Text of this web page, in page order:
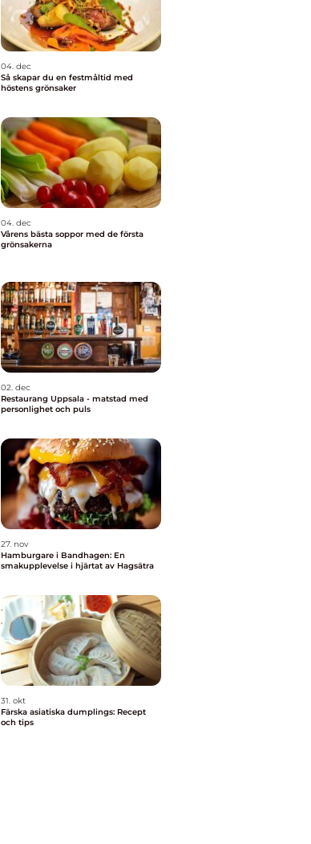
04. dec
Så skapar du en festmåltid med
höstens grönsaker
04. dec
Vårens bästa soppor med de första
grönsakerna
02. dec
Restaurang Uppsala - matstad med
personlighet och puls
27. nov
Hamburgare i Bandhagen: En
smakupplevelse i hjärtat av Hagsätra
31. okt
Färska asiatiska dumplings: Recept
och tips